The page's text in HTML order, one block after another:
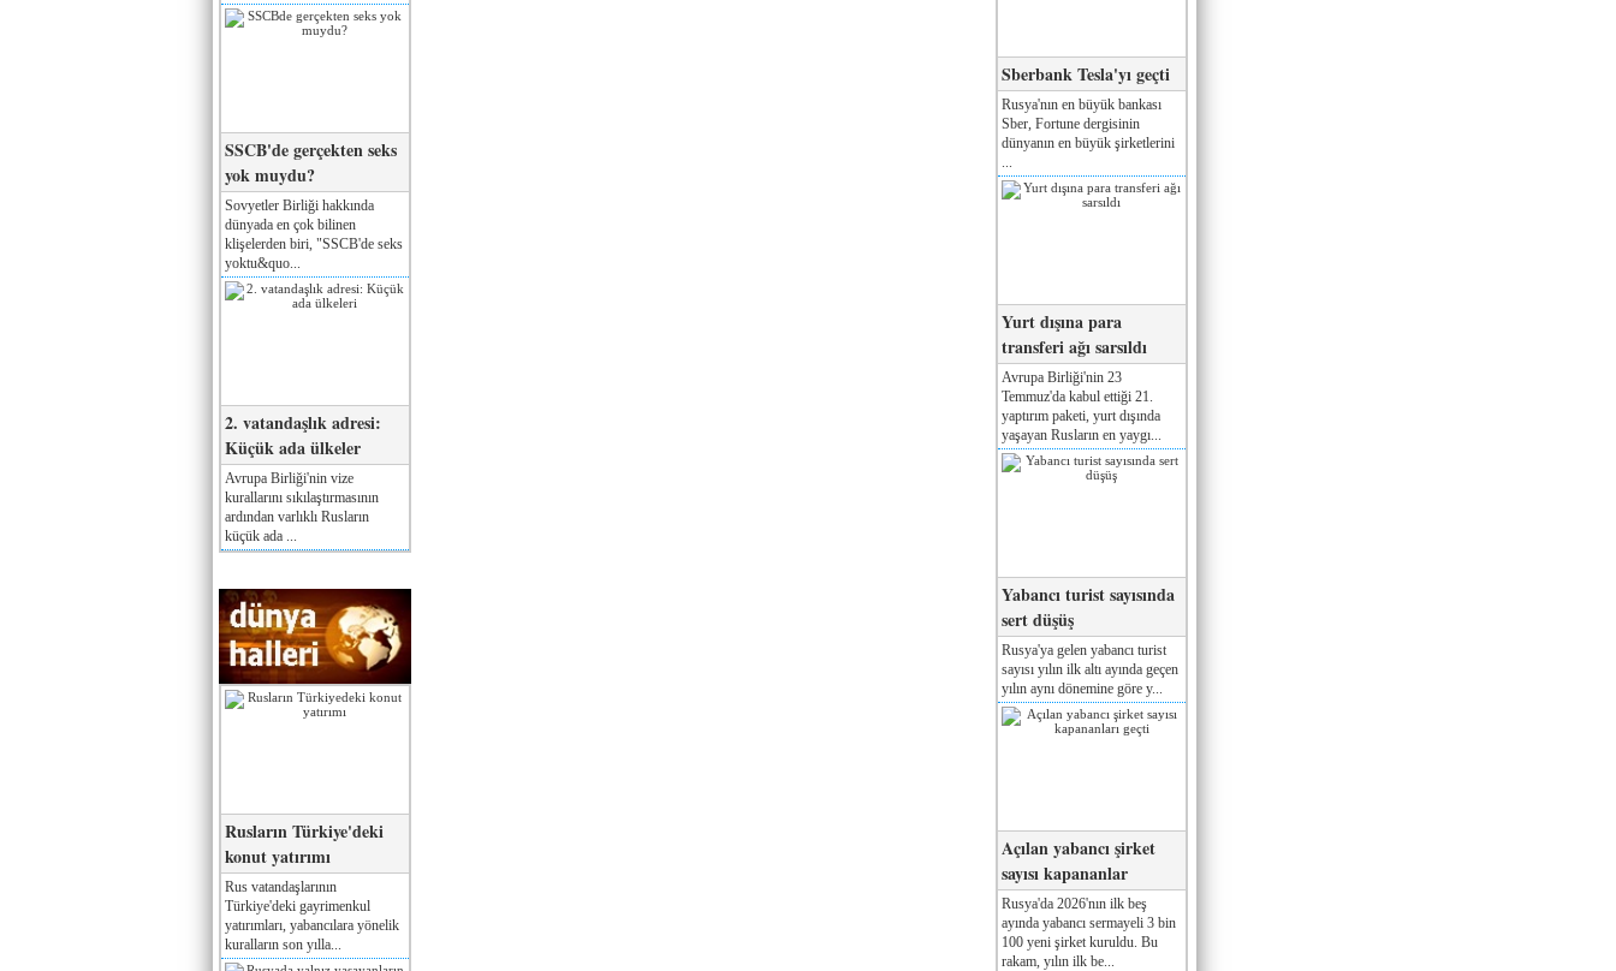
SSCB'de gerçekten seks
yok muydu?
Sovyetler Birliği hakkında
dünyada en çok bilinen
klişelerden biri, "SSCB'de seks
yoktu&quo...
2. vatandaşlık adresi:
Küçük ada ülkeler
Avrupa Birliği'nin vize
kurallarını sıkılaştırmasının
ardından varlıklı Rusların
küçük ada ...
Rusların Türkiye'deki
konut yatırımı
Rus vatandaşlarının
Türkiye'deki gayrimenkul
yatırımları, yabancılara yönelik
kuralların son yılla...
Sberbank Tesla'yı geçti
Rusya'nın en büyük bankası
Sber, Fortune dergisinin
dünyanın en büyük şirketlerini
...
Yurt dışına para
transferi ağı sarsıldı
Avrupa Birliği'nin 23
Temmuz'da kabul ettiği 21.
yaptırım paketi, yurt dışında
yaşayan Rusların en yaygı...
Yabancı turist sayısında
sert düşüş
Rusya'ya gelen yabancı turist
sayısı yılın ilk altı ayında geçen
yılın aynı dönemine göre y...
Açılan yabancı şirket
sayısı kapananlar
Rusya'da 2026'nın ilk beş
ayında yabancı sermayeli 3 bin
100 yeni şirket kuruldu. Bu
rakam, yılın ilk be...